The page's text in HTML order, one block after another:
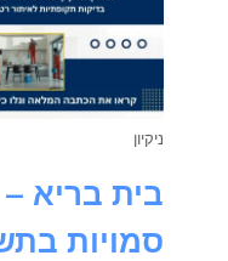
ניקיון
בית בריא –
סמויות